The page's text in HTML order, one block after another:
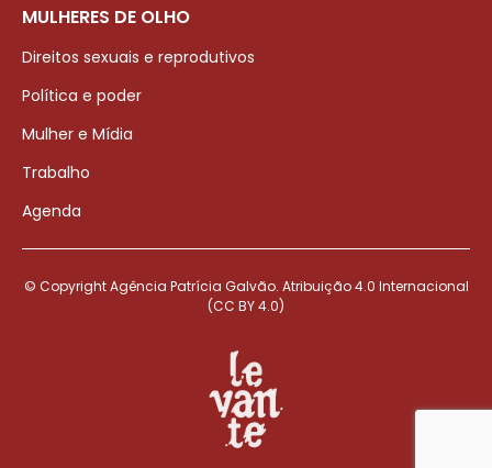
MULHERES DE OLHO
Direitos sexuais e reprodutivos
Política e poder
Mulher e Mídia
Trabalho
Agenda
© Copyright Agência Patrícia Galvão. Atribuição 4.0 Internacional
(CC BY 4.0)